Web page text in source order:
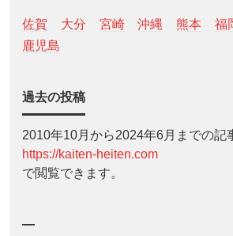
佐賀 大分 宮崎 沖縄 熊本 福
鹿児島
過去の投稿
2010年10月から2024年6月までの記
https://kaiten-heiten.com
で閲覧できます。
—